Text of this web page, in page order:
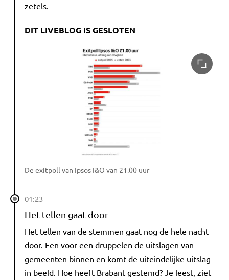
zetels.
DIT LIVEBLOG IS GESLOTEN
De exitpoll van Ipsos I&O van 21.00 uur
01:23
Het tellen gaat door
Het tellen van de stemmen gaat nog de hele nacht
door. Een voor een druppelen de uitslagen van
gemeenten binnen en komt de uiteindelijke uitslag
in beeld. Hoe heeft Brabant gestemd? Je leest, ziet